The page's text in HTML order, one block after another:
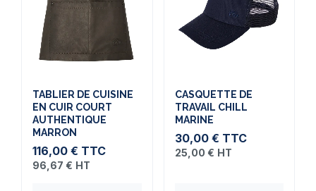
TABLIER DE CUISINE
EN CUIR COURT
AUTHENTIQUE
MARRON
116,00 € TTC
96,67 € HT
CASQUETTE DE
TRAVAIL CHILL
MARINE
30,00 € TTC
25,00 € HT